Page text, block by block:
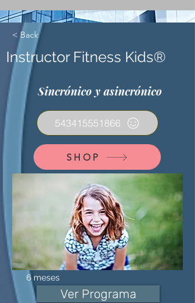
< Back
Instructor Fitness Kids®
Sincrónico y asincrónico
543415551866
SHOP
6 meses
Ver Programa